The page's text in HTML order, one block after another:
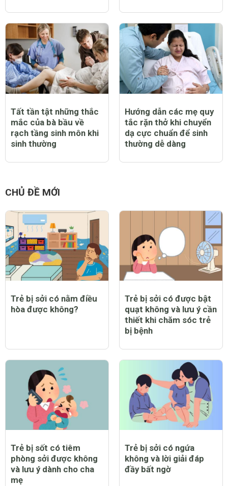
Tất tần tật những thắc
mắc của bà bầu về
rạch tầng sinh môn khi
sinh thường
Hướng dẫn các mẹ quy
tắc rặn thở khi chuyển
dạ cực chuẩn để sinh
thường dễ dàng
CHỦ ĐỀ MỚI
Trẻ bị sởi có nằm điều
hòa được không?
Trẻ bị sởi có được bật
quạt không và lưu ý cần
thiết khi chăm sóc trẻ
bị bệnh
Trẻ bị sốt có tiêm
phòng sởi được không
và lưu ý dành cho cha
mẹ
Trẻ bị sởi có ngứa
không và lời giải đáp
đầy bất ngờ